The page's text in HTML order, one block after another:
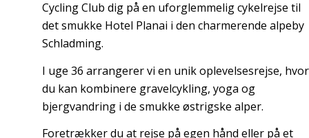
Cycling Club dig på en uforglemmelig cykelrejse til
det smukke Hotel Planai i den charmerende alpeby
Schladming.
I uge 36 arrangerer vi en unik oplevelsesrejse, hvor
du kan kombinere gravelcykling, yoga og
bjergvandring i de smukke østrigske alper.
Foretrækker du at rejse på egen hånd eller på et